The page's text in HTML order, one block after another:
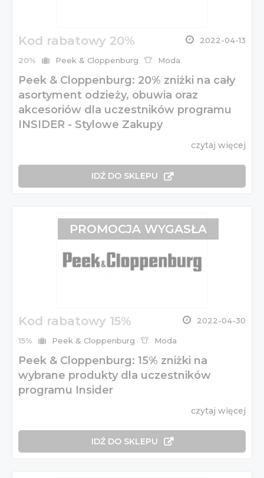
Kod rabatowy 20% 2022-04-13
20% Peek & Cloppenburg Moda
Peek & Cloppenburg: 20% zniżki na cały
asortyment odzieży, obuwia oraz
akcesoriów dla uczestników programu
INSIDER - Stylowe Zakupy
czytaj więcej
IDŹ DO SKLEPU
Kod rabatowy 15% 2022-04-30
15% Peek & Cloppenburg Moda
Peek & Cloppenburg: 15% zniżki na
wybrane produkty dla uczestników
programu Insider
czytaj więcej
IDŹ DO SKLEPU
PROMOCJA WYGASŁA